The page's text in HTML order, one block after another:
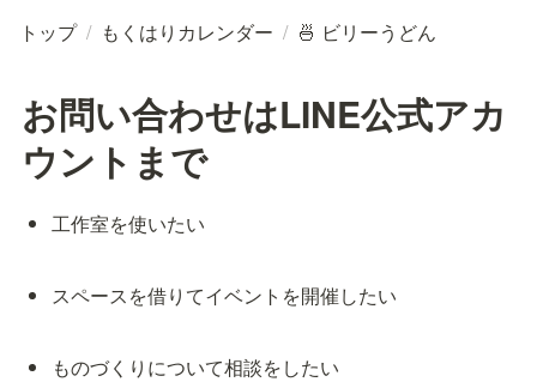
トップ / もくはりカレンダー / 🍜 ビリーうどん
お問い合わせはLINE公式アカ
ウントまで
工作室を使いたい
スペースを借りてイベントを開催したい
ものづくりについて相談をしたい